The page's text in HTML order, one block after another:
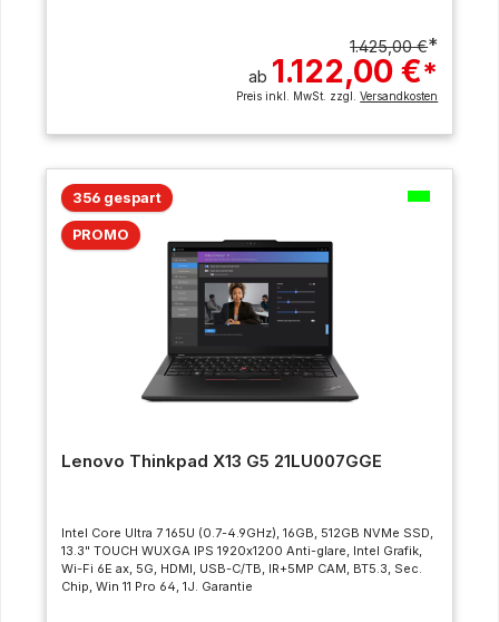
1.425,00 €*
ab 1.122,00 €*
Preis inkl. MwSt. zzgl.Versandkosten
356 gespart
PROMO
Lenovo Thinkpad X13 G5 21LU007GGE
Intel Core Ultra 7 165U (0.7-4.9GHz), 16GB, 512GB NVMe SSD,
13.3" TOUCH WUXGA IPS 1920x1200 Anti-glare, Intel Grafik,
Wi-Fi 6E ax, 5G, HDMI, USB-C/TB, IR+5MP CAM, BT5.3, Sec.
Chip, Win 11 Pro 64, 1J. Garantie